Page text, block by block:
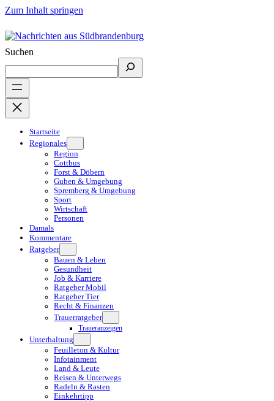
Zum Inhalt springen
Suchen
Startseite
Regionales
Region
Cottbus
Forst & Döbern
Guben & Umgebung
Spremberg & Umgebung
Sport
Wirtschaft
Personen
Damals
Kommentare
Ratgeber
Bauen & Leben
Gesundheit
Job & Karriere
Ratgeber Mobil
Ratgeber Tier
Recht & Finanzen
Trauerratgeber
Traueranzeigen
Unterhaltung
Feuilleton & Kultur
Infotainment
Land & Leute
Reisen & Unterwegs
Radeln & Rasten
Einkehrtipp